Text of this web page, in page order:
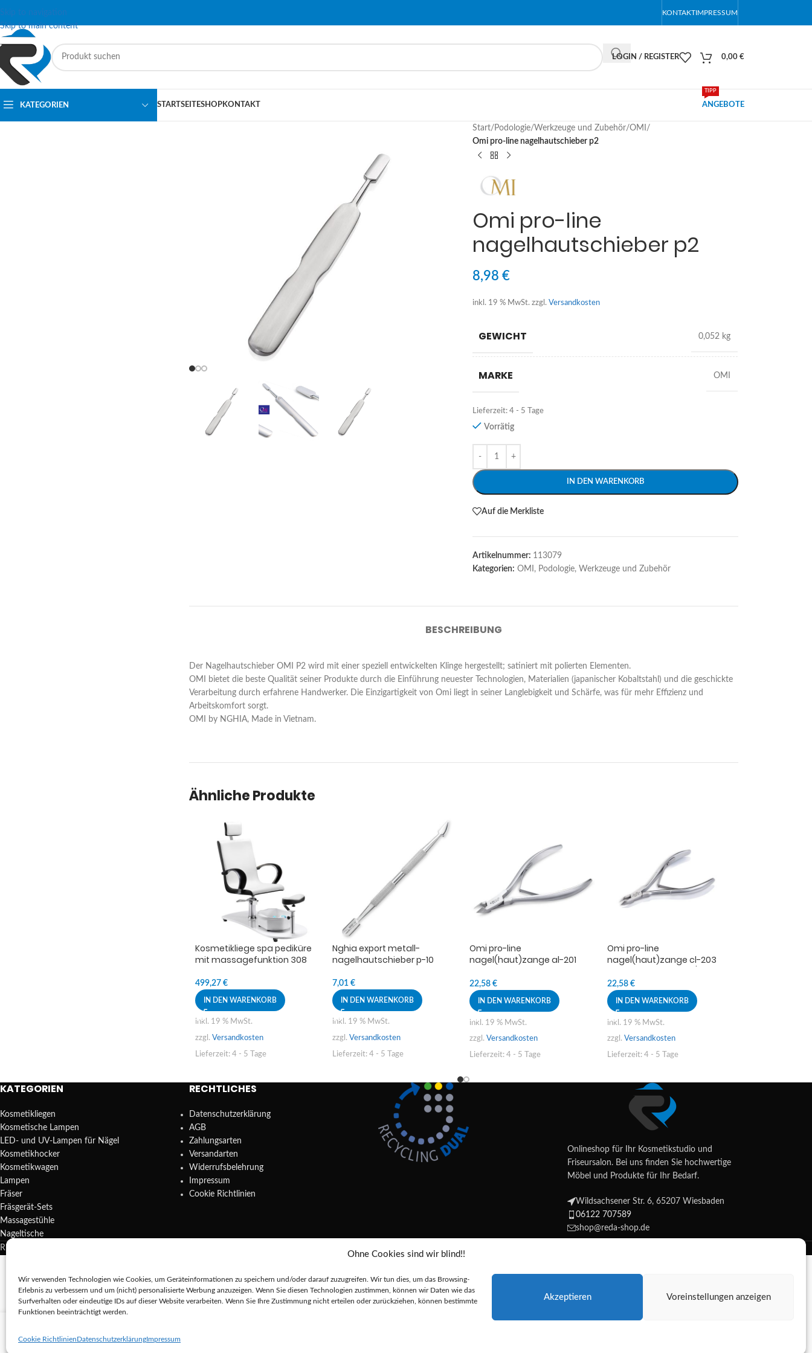
Ohne Cookies sind wir blind!!
Wir verwenden Technologien wie Cookies, um Geräteinformationen zu speichern und/oder darauf zuzugreifen. Wir tun dies, um das Browsing-
Erlebnis zu verbessern und um (nicht) personalisierte Werbung anzuzeigen. Wenn Sie diesen Technologien zustimmen, können wir Daten wie das
Surfverhalten oder eindeutige IDs auf dieser Website verarbeiten. Wenn Sie Ihre Zustimmung nicht erteilen oder zurückziehen, können bestimmte
Funktionen beeinträchtigt werden.
Akzeptieren Voreinstellungen anzeigen
Cookie RichtlinienDatenschutzerklärungImpressum
Skip to navigation
Skip to main content
KONTAKTIMPRESSUM
LOGIN / REGISTER 0,00 €
KATEGORIEN STARTSEITESHOPKONTAKT ANGEBOTE
TIPP
Start/ Podologie/Werkzeuge und Zubehör/OMI /
Omi pro-line nagelhautschieber p2
Omi pro-line
nagelhautschieber p2
8,98€
inkl. 19 % MwSt. zzgl. Versandkosten
GEWICHT 0,052 kg
MARKE OMI
Lieferzeit:4 - 5 Tage
Vorrätig
IN DEN WARENKORB
Alternative:
Auf die Merkliste
Artikelnummer: 113079
Kategorien: OMI , Podologie, Werkzeuge und Zubehör
BESCHREIBUNG
Der Nagelhautschieber OMI P2 wird mit einer speziell entwickelten Klinge hergestellt; satiniert mit polierten Elementen.
OMI bietet die beste Qualität seiner Produkte durch die Einführung neuester Technologien, Materialien (japanischer Kobaltstahl) und die geschickte
Verarbeitung durch erfahrene Handwerker. Die Einzigartigkeit von Omi liegt in seiner Langlebigkeit und Schärfe, was für mehr Effizienz und
Arbeitskomfort sorgt.
OMI by NGHIA, Made in Vietnam.
Ähnliche Produkte
Kosmetikliege spa pediküre
mit massagefunktion 308
499,27 €
IN DEN WARENKORB
inkl. 19 % MwSt.
zzgl. Versandkosten
Lieferzeit: 4 - 5 Tage
Nghia export metall-
nagelhautschieber p-10
7,01€
IN DEN WARENKORB
inkl. 19 % MwSt.
zzgl. Versandkosten
Lieferzeit:4 - 5 Tage
Omi pro-line
nagel(haut)zange al-201
jaw16/6mm lap joint
22,58€
IN DEN WARENKORB
inkl. 19 % MwSt.
zzgl. Versandkosten
Lieferzeit:4 - 5 Tage
Omi pro-line
nagel(haut)zange cl-203
lap joint
22,58 €
IN DEN WARENKORB
inkl. 19 % MwSt.
zzgl. Versandkosten
Lieferzeit: 4 - 5 Tage
KATEGORIEN
Kosmetikliegen
Kosmetische Lampen
LED- und UV-Lampen für Nägel
Kosmetikhocker
Kosmetikwagen
Lampen
Fräser
Fräsgerät-Sets
Massagestühle
Nageltische
RECHTLICHES
Datenschutzerklärung
AGB
Zahlungsarten
Versandarten
Widerrufsbelehrung
Impressum
Cookie Richtlinien
Onlineshop für Ihr Kosmetikstudio und
Friseursalon. Bei uns finden Sie hochwertige
Möbel und Produkte für Ihr Bedarf.
Wildsachsener Str. 6, 65207 Wiesbaden
06122 707589
shop@reda-shop.de
REDA SHOP - Hochwertige Studio Ausstattung
Omi pro-line nagelhautschieber p2
Die durchgestrichenen Preise entsprechen dem bisherigen Preis in diesem Online-Shop.